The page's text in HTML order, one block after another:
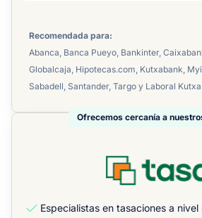
Recomendada para:
Abanca, Banca Pueyo, Bankinter,
Globalcaja, Hipotecas.com, Kutxabank,
Sabadell, Santander, Targo y Laboral Kutxa
Ofrecemos cercanía a
Especialistas en tasaciones a nivel